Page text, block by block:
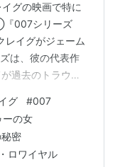
写、惨殺死体の描
い性愛描写・性
れ、標記区分に指
グの映画で特に
007シリーズ
レイグがジェーム
は、彼の代表作
過去のトラウマ
ョンとドラマが
評価が高い作品
イヤル(2006)』
ービス)はコチラ
グ #007
ーの女
密
ロワイヤル